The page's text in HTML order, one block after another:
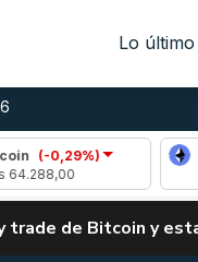
Lo último
u$s
trade de Bitcoin y